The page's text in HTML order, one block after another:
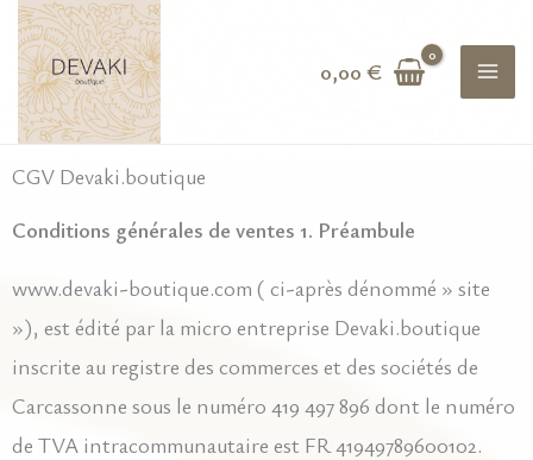
Aller
au
contenu
0,00 €
CGV Devaki.boutique
Conditions générales de ventes 1. Préambule
www.devaki-boutique.com ( ci-après dénommé » site
»), est édité par la micro entreprise Devaki.boutique
inscrite au registre des commerces et des sociétés de
Carcassonne sous le numéro 419 497 896 dont le numéro
de TVA intracommunautaire est FR 41949789600102.